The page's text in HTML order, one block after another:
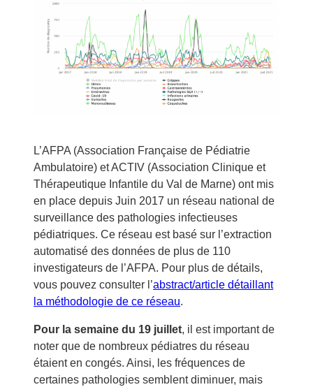
L’AFPA (Association Française de Pédiatrie
Ambulatoire) et ACTIV (Association Clinique et
Thérapeutique Infantile du Val de Marne) ont mis
en place depuis Juin 2017 un réseau national de
surveillance des pathologies infectieuses
pédiatriques. Ce réseau est basé sur l’extraction
automatisé des données de plus de 110
investigateurs de l’AFPA. Pour plus de détails,
vous pouvez consulter l’abstract/article détaillant
la méthodologie de ce réseau.
Pour la semaine du 19 juillet, il est important de
noter que de nombreux pédiatres du réseau
étaient en congés. Ainsi, les fréquences de
certaines pathologies semblent diminuer, mais